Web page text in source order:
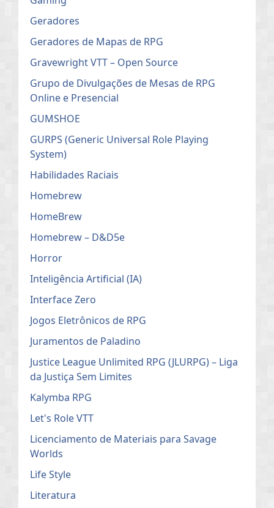
Geradores
Geradores de Mapas de RPG
Gravewright VTT – Open Source
Grupo de Divulgações de Mesas de RPG
Online e Presencial
GUMSHOE
GURPS (Generic Universal Role Playing
System)
Habilidades Raciais
Homebrew
HomeBrew
Homebrew – D&D5e
Horror
Inteligência Artificial (IA)
Interface Zero
Jogos Eletrônicos de RPG
Juramentos de Paladino
Justice League Unlimited RPG (JLURPG) – Liga
da Justiça Sem Limites
Kalymba RPG
Let's Role VTT
Licenciamento de Materiais para Savage
Worlds
Life Style
Literatura